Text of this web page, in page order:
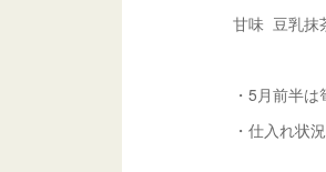
甘味 豆乳抹
・5月前半
・仕入れ状